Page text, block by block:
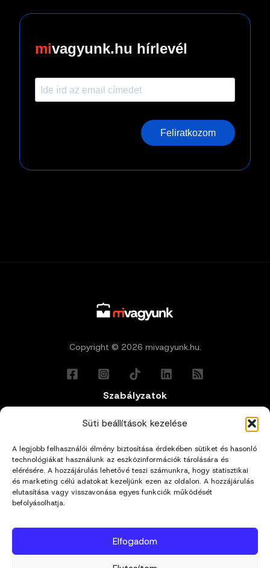
Süti beállítások kezelése
A legjobb felhasználói élmény biztosítása érdekében sütiket és hasonló
technológiákat használunk az eszközinformációk tárolására és
elérésére. A hozzájárulás lehetővé teszi számunkra, hogy statisztikai
és marketing célú adatokat kezeljünk ezen az oldalon. A hozzájárulás
elutasítása vagy visszavonása egyes funkciók működését
befolyásolhatja.
Elfogadom
vagyunk.hu hírlevél
Feliratkozom
Copyright © 2026 mivagyunk.hu.
Szabályzatok
Általános Felhasználási Feltételek
Adatkezelési Tájékoztató
Impresszum
Kapcsolat